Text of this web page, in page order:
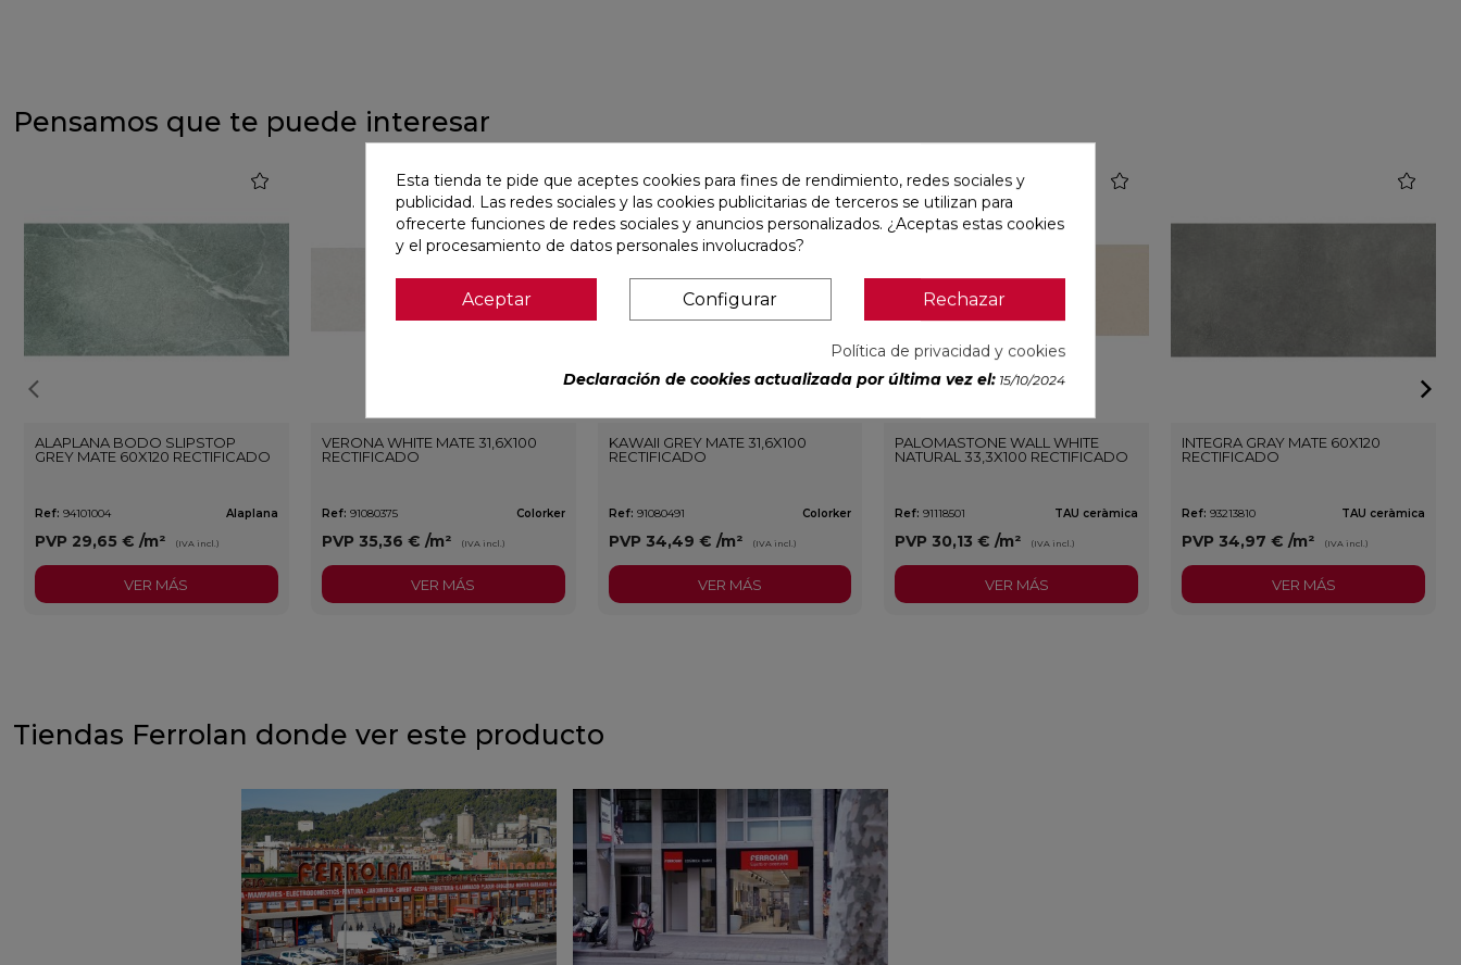
Pensamos que te puede interesar
ALAPLANA BODO SLIPSTOP
GREY MATE 60X120 RECTIFICADO
Ref: 94101004 Alaplana
PVP 29,65 € /m² (IVA incl.)
favorite
VER MÁS
VERONA WHITE MATE 31,6X100
RECTIFICADO
Ref: 91080375 Colorker
PVP 35,36 € /m² (IVA incl.)
favorite
VER MÁS
KAWAII GREY MATE 31,6X100
RECTIFICADO
Ref: 91080491 Colorker
PVP 34,49 € /m² (IVA incl.)
favorite
VER MÁS
PALOMASTONE WALL WHITE
NATURAL 33,3X100 RECTIFICADO
Ref: 91118501 TAU ceràmica
PVP 30,13 €/m² (IVA incl.)
VER MÁS
INTEGRA GRAY MATE 60X120
RECTIFICADO
Ref: 93213810 TAU ceràmica
PVP 34,97 €/m² (IVA incl.)
favorite
VER MÁS
Tiendas Ferrolan donde ver este producto
Esta tienda te pide que aceptes cookies para fines de rendimiento, redes sociales y
publicidad. Las redes sociales y las cookies publicitarias de terceros se utilizan para
ofrecerte funciones de redes sociales y anuncios personalizados. ¿Aceptas estas cookies
y el procesamiento de datos personales involucrados?
Aceptar Configurar Rechazar
Política de privacidad y cookies
Declaración de cookies actualizada por última vez el: 15/10/2024